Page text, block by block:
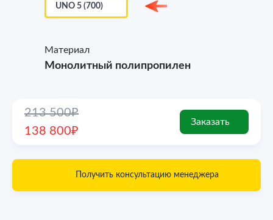
Материал
Монолитный полипропилен
213 500₽
138 800₽
Заказать
Получить консультацию менеджера